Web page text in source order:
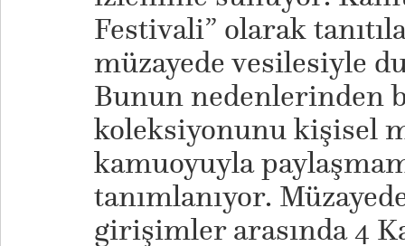
Festivali” olarak
müzayede vesilesiyle
Bunun nedenlerinden
koleksiyonunu kişisel
kamuoyuyla
tanımlanıyor.
girişimler arasında 4